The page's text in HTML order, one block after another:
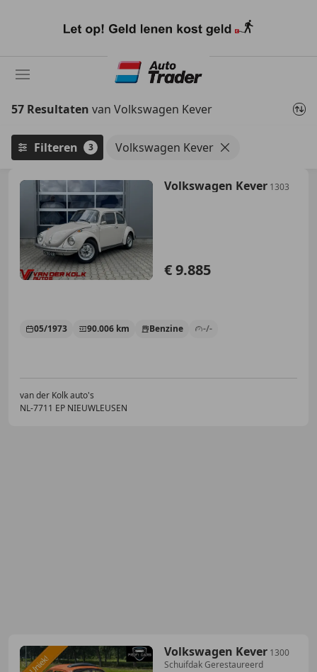
naar
57 Resultaten van Volkswagen Kever
Filteren 3 Volkswagen Kever
Volkswagen Kever 1303
€ 9.885
05/1973 90.006 km Benzine -/-
van der Kolk auto's
NL-7711 EP NIEUWLEUSEN
Volkswagen Kever 1300
Schuifdak Gerestaureerd